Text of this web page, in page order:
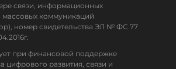
связи, информационных
массовых коммуникаций
номер свидетельства ЭЛ № ФС 77
при финансовой поддержке
цифрового развития, связи и